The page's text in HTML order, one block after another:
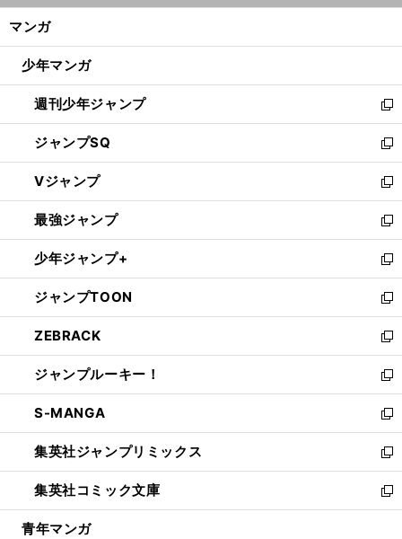
ン
ウ
開
く
マンガ
少年マンガ
週刊少年ジャンプ
新
し
い
ウ
ィ
ン
ド
ウ
で
開
く
ジャンプSQ
新
し
い
ウ
ィ
ン
ド
ウ
で
開
く
Vジャンプ
新
し
い
ウ
ィ
ン
ド
ウ
で
開
く
最強ジャンプ
新
し
い
ウ
ィ
ン
ド
ウ
で
開
く
少年ジャンプ+
新
し
い
ウ
ィ
ン
ド
ウ
で
開
く
ジャンプTOON
新
し
い
ウ
ィ
ン
ド
ウ
で
開
く
ZEBRACK
新
し
い
ウ
ィ
ン
ド
ウ
で
開
ジャンプルーキー！
新
し
い
ウ
ィ
ン
ド
ウ
S-MANGA
新
し
い
ウ
ィ
ン
集英社ジャンプリミックス
新
し
い
ウ
集英社コミック文庫
新
し
青年マンガ